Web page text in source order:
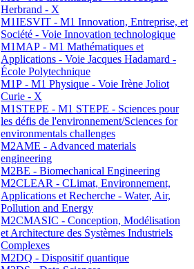
Herbrand - X
M1IESVIT - M1 Innovation, Entreprise, et
Société - Voie Innovation technologique
M1MAP - M1 Mathématiques et
Applications - Voie Jacques Hadamard -
École Polytechnique
M1P - M1 Physique - Voie Irène Joliot
Curie - X
M1STEPE - M1 STEPE - Sciences pour
les défis de l'environnement/Sciences for
environmentals challenges
M2AME - Advanced materials
engineering
M2BE - Biomechanical Engineering
M2CLEAR - CLimat, Environnement,
Applications et Recherche - Water, Air,
Pollution and Energy
M2CMASIC - Conception, Modélisation
et Architecture des Systèmes Industriels
Complexes
M2DQ - Dispositif quantique